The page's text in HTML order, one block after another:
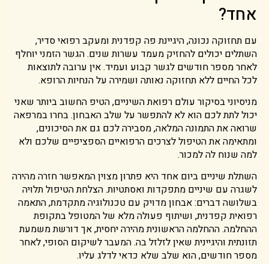
אחד?
עם תחזוקה נכונה, היגיינת פה קפדנית ומעקב רפואי סדיר,
השתלים יכולים להחזיק מעמד עשרות שנים. הגשר הזמני יוחלף
לאחר מספר חודשים לגשר קבוע ועמיד. אין ערובה לתוצאות
לכל החיים ללא תחזוקה נאותה ושמירה על הנחיות הרופא.
מניסיוני בסיקור עולם רפואת השיניים, הטיפ החשוב ביותר שאני
יכול לתת לכם הוא לא להתפשר על שלב האבחון. בחרו במרפאה
שרואה את התמונה המלאה, מסבירה לכם גם את הסיכונים,
ומתאימה את הטיפול לצרכים הרפואיים הספציפיים שלכם ולא
למה שנוח לה למכור.
השתלת שיניים ביום אחד היא פתרון מצוין המאפשר חזרה מהירה
לשגרה עם שיניים מתפקדות ואסתטיות. הצלחת הטיפול תלויה
בשלושה דברים: אבחון מדויק עם טכנולוגיה מתקדמת, התאמה
רפואית קפדנית, ושיתוף פעולה מלא של המטופל בתקופת
ההחלמה. ההחלמה הראשונית מהירה יחסית, אך דורשת משמעת
תזונתית והיגיינית שאין לזלזל בה. המעבר לשיקום הסופי, לאחר
מספר חודשים, הוא שלב שלא כדאי לדלג עליו.